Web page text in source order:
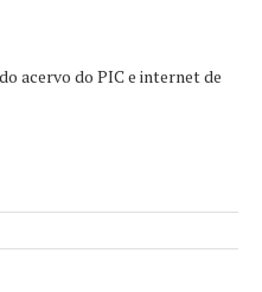
acervo do PIC e internet de